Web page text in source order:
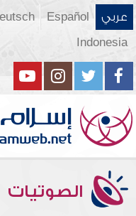
عربي Español
Indonesia
الصوتيات